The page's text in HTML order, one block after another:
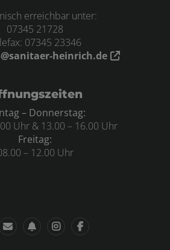
erreichbar unter:
07345 21728
07345 23346
heinrich.de
– Donnerstag:
Uhr & 13.00 – 16.00 Uhr
Freitag:
– 12.00 Uhr